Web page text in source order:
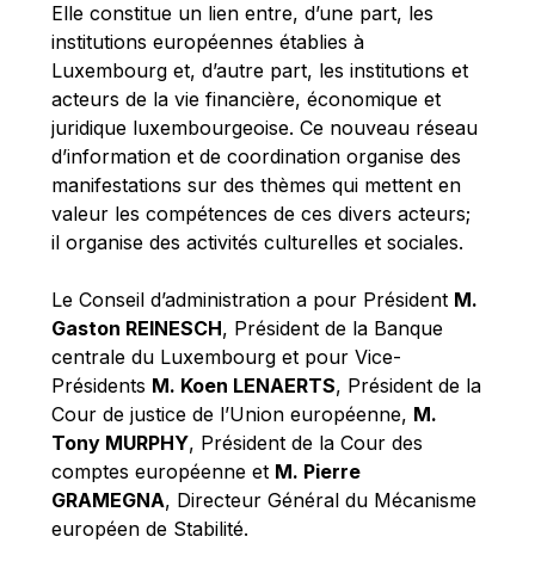
Michael Sohlman
Michel Goedert
Mireille Delmas-Marty
Nobuo Tanaka
Otmar Issing
Paolo Mengozzi
Paschal Donohoe
Pat Cox
Patrizia Nanz
Philippe Maystadt
Pierre Gramegna
Richard Pelly
Robert Goebbels
Robert REYNDERS
Elle constitue un lien entre, d’une part, les
institutions européennes établies à
Luxembourg et, d’autre part, les institutions et
acteurs de la vie financière, économique et
juridique luxembourgeoise. Ce nouveau réseau
d’information et de coordination organise des
manifestations sur des thèmes qui mettent en
valeur les compétences de ces divers acteurs;
il organise des activités culturelles et sociales.
Le Conseil d’administration a pour Président M.
Gaston REINESCH, Président de la Banque
centrale du Luxembourg et pour Vice-
Présidents M. Koen LENAERTS, Président de la
Cour de justice de l’Union européenne, M.
Tony MURPHY, Président de la Cour des
comptes européenne et M. Pierre
GRAMEGNA, Directeur Général du Mécanisme
européen de Stabilité.